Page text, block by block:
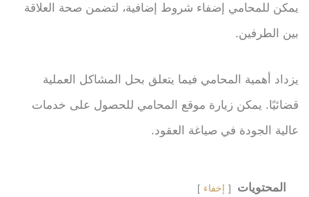
يمكن للمحامي إضفاء شروط إضافية، لتضمن صحة العلاقة
بين الطرفين.
يزداد أهمية المحامي فيما يتعلق بحل المشاكل العملية
قضائيًا. يمكن زيارة موقع المحامي للحصول على خدمات
عالية الجودة في صياغة العقود.
المحتويات إخفاء